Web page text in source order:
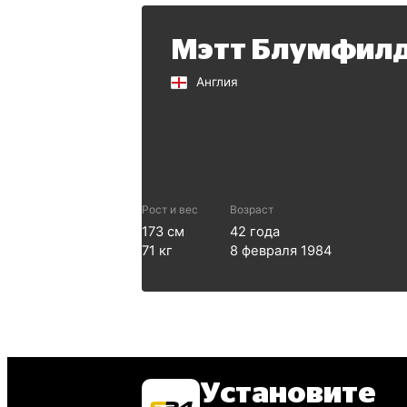
Мэтт
Англия
Рост и вес
173 см
71 кг
Возраст
42 года
8 февраля 1984
Установите